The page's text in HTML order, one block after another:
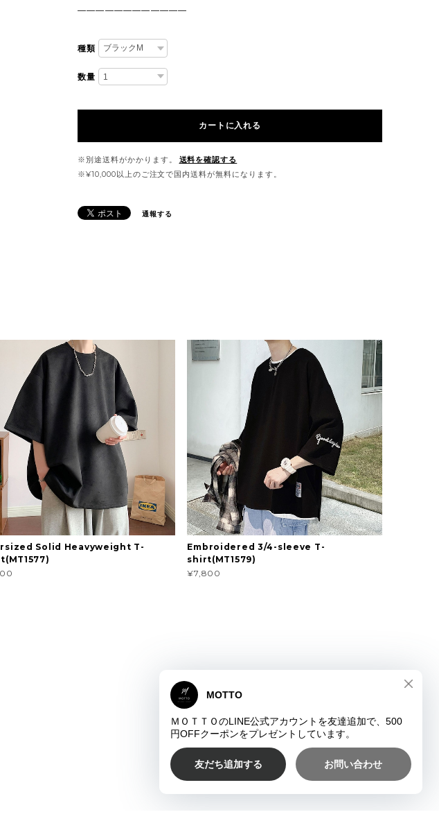
————————————
種類
数量
カートに入れる
※別途送料がかかります。
送料を確認する
※¥10,000以上のご注文で国内送料が無料になります。
通報する
Solid Heavyweight T-
Embroidered 3/4-sleeve T-
shirt(MT1579)
¥7,800